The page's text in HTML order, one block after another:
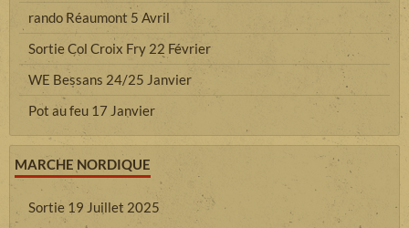
rando Réaumont 5 Avril
Sortie Col Croix Fry 22 Février
WE Bessans 24/25 Janvier
Pot au feu 17 Janvier
MARCHE NORDIQUE
Sortie 19 Juillet 2025